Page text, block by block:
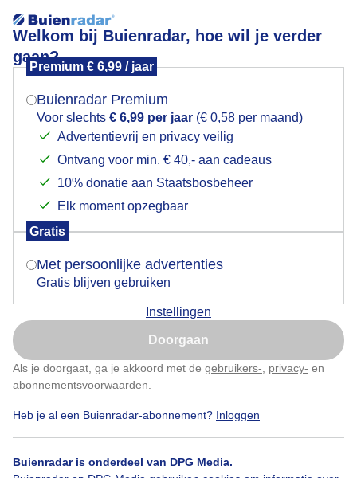
Welkom bij Buienradar, hoe wil je verder
gaan?
Premium € 6,99 / jaar
Buienradar Premium
Voor slechts € 6,99 per jaar (€ 0,58 per maand)
Advertentievrij en privacy veilig
Ontvang voor min. € 40,- aan cadeaus
10% donatie aan Staatsbosbeheer
Elk moment opzegbaar
Gratis
Met persoonlijke advertenties
Gratis blijven gebruiken
Instellingen
Doorgaan
Als je doorgaat, ga je akkoord met de gebruikers- privacy- en
abonnementsvoorwaarden
Heb je al een Buienradar-abonnement? Inloggen
Buienradar is onderdeel van DPG Media.
Foto’s Zwitserland, Meer van Genève.
Door: Gijs Bastianen Gemaakt: 12-06-2026, 30x bekeken
Mogen we je locatie gebruiken voor het
Indien je hier nog geen akkoord op hebt gegeven,
verschijnt er zo een pop-up uit je browser waarin
Is goed, toon de popup
Nu niet, misschien later
Klik hierom dit aan te passen